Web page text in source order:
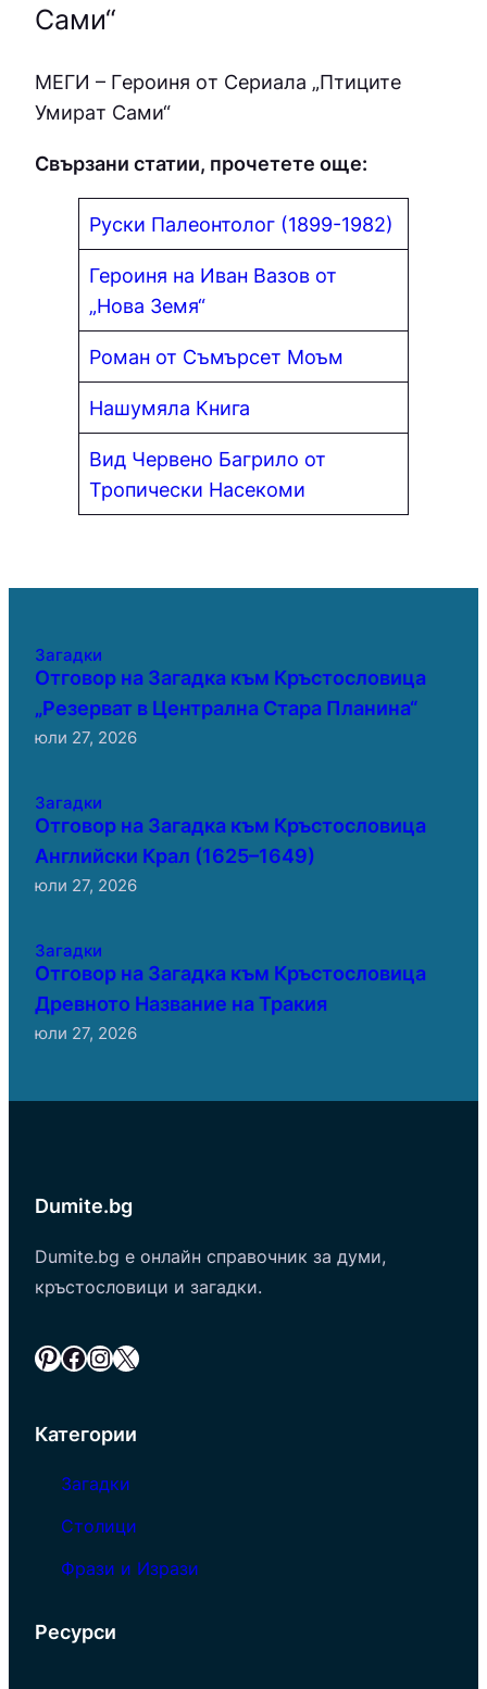
Cами“
МЕГИ – Гepoиня oт Cepиaлa „Птицитe
Умиpaт Cами“
Свързани статии, прочетете още:
Руски Палеонтолог (1899-1982)
Героиня на Иван Вазов от
„Нова Земя“
Роман от Съмърсет Моъм
Нашумяла Книга
Вид Червено Багрило от
Тропически Насекоми
Загадки
Отговор на Загадка към Кръстословица
„Резерват в Централна Стара Планина“
юли 27, 2026
Загадки
Отговор на Загадка към Кръстословица
Английски Крал (1625–1649)
юли 27, 2026
Загадки
Отговор на Загадка към Кръстословица
Древното Название на Тракия
юли 27, 2026
Dumite.bg
Dumite.bg е онлайн справочник за думи,
кръстословици и загадки.
Pinterest Facebook InstagramX
Категории
Загадки
Столици
Фрази и Изрази
Ресурси